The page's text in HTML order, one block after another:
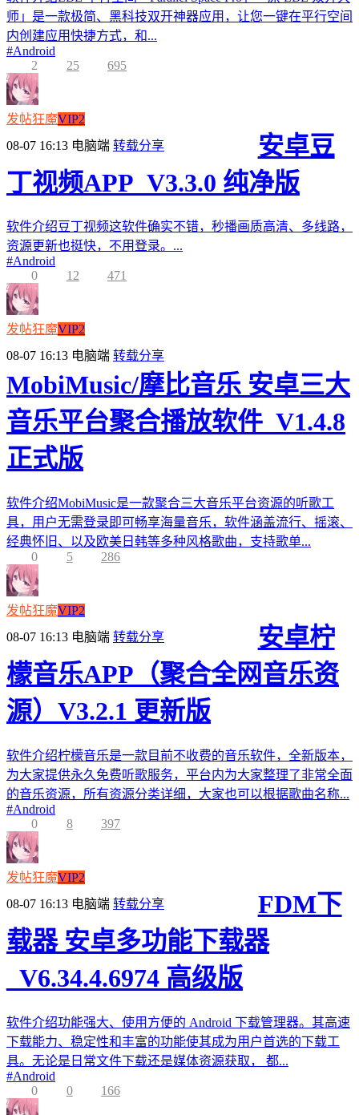
师」是一款极简、黑科技双开神器应用，让您一键在平行空间
内创建应用快捷方式，和...
#Android
2
25 695
发帖狂魔VIP2
08-07 16:13 电脑端 转载分享
安卓豆
丁视频APP_V3.3.0 纯净版
软件介绍豆丁视频这软件确实不错，秒播画质高清、多线路，
资源更新也挺快，不用登录。...
#Android
0
12 471
发帖狂魔VIP2
08-07 16:13 电脑端 转载分享
MobiMusic/摩比音乐 安卓三大
音乐平台聚合播放软件_V1.4.8
正式版
软件介绍MobiMusic是一款聚合三大音乐平台资源的听歌工
具，用户无需登录即可畅享海量音乐，软件涵盖流行、摇滚、
经典怀旧、以及欧美日韩等多种风格歌曲，支持歌单...
0
5 286
发帖狂魔VIP2
08-07 16:13 电脑端 转载分享
安卓柠
檬音乐APP（聚合全网音乐资
源）V3.2.1 更新版
软件介绍柠檬音乐是一款目前不收费的音乐软件，全新版本，
为大家提供永久免费听歌服务，平台内为大家整理了非常全面
的音乐资源，所有资源分类详细，大家也可以根据歌曲名称...
#Android
0
8 397
发帖狂魔VIP2
08-07 16:13 电脑端 转载分享
FDM下
载器 安卓多功能下载器
_V6.34.4.6974 高级版
软件介绍功能强大、使用方便的 Android 下载管理器。其高速
下载能力、稳定性和丰富的功能使其成为用户首选的下载工
具。无论是日常文件下载还是媒体资源获取， 都...
#Android
0
0 166